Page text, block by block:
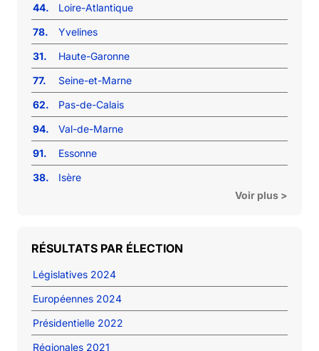
44.
Loire-Atlantique
78.
Yvelines
31.
Haute-Garonne
77.
Seine-et-Marne
62.
Pas-de-Calais
94.
Val-de-Marne
91.
Essonne
38.
Isère
Voir plus >
RÉSULTATS PAR ÉLECTION
Législatives 2024
Européennes 2024
Présidentielle 2022
Régionales 2021